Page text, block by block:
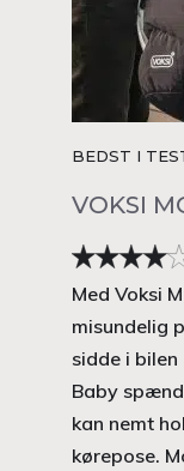
BEDST I
VOKSI
Med Voksi
misundelig
sidde i
Baby
kan nemt
kørepose.